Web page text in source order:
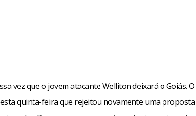
vez que o jovem atacante Welliton deixará o Goiás.
quinta-feira que rejeitou novamente uma proposta